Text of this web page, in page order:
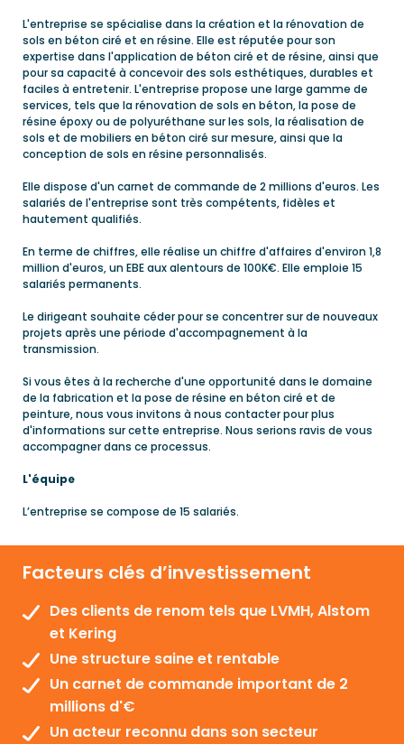
L'entreprise se spécialise dans la création et la rénovation de
sols en béton ciré et en résine. Elle est réputée pour son
expertise dans l'application de béton ciré et de résine, ainsi que
pour sa capacité à concevoir des sols esthétiques, durables et
faciles à entretenir. L'entreprise propose une large gamme de
services, tels que la rénovation de sols en béton, la pose de
résine époxy ou de polyuréthane sur les sols, la réalisation de
sols et de mobiliers en béton ciré sur mesure, ainsi que la
conception de sols en résine personnalisés.
Elle dispose d'un carnet de commande de 2 millions d'euros. Les
salariés de l'entreprise sont très compétents, fidèles et
hautement qualifiés.
En terme de chiffres, elle réalise un chiffre d'affaires d'environ 1,8
million d'euros, un EBE aux alentours de 100K€. Elle emploie 15
salariés permanents.
Le dirigeant souhaite céder pour se concentrer sur de nouveaux
projets après une période d'accompagnement à la
transmission.
Si vous êtes à la recherche d'une opportunité dans le domaine
de la fabrication et la pose de résine en béton ciré et de
peinture, nous vous invitons à nous contacter pour plus
d'informations sur cette entreprise. Nous serions ravis de vous
accompagner dans ce processus.
L'équipe
L’entreprise se compose de 15 salariés.
Facteurs clés d’investissement
Des clients de renom tels que LVMH, Alstom
et Kering
Une structure saine et rentable
Un carnet de commande important de 2
millions d'€
Un acteur reconnu dans son secteur